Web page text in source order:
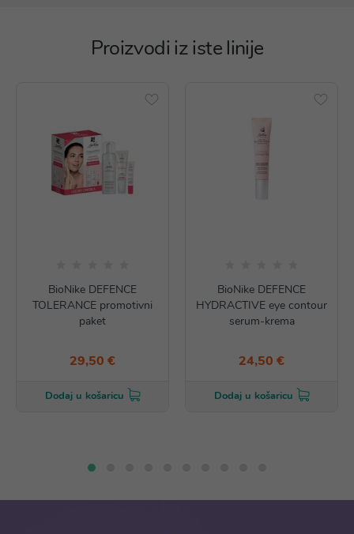
Proizvodi iz iste linije
BioNike DEFENCE
TOLERANCE promotivni
paket
29,50 €
Dodaj u košaricu
BioNike DEFENCE
HYDRACTIVE eye contour
serum-krema
24,50 €
Dodaj u košaricu